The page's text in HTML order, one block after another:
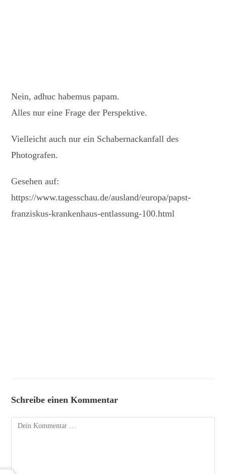
Nein, adhuc habemus papam.
Alles nur eine Frage der Perspektive.
Vielleicht auch nur ein Schabernackanfall des
Photografen.
Gesehen auf:
https://www.tagesschau.de/ausland/europa/papst-
franziskus-krankenhaus-entlassung-100.html
Schreibe einen Kommentar
Kommentar